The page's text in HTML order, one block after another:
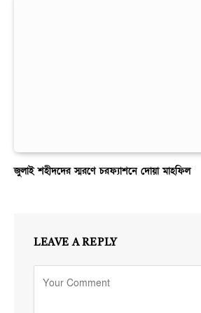
জুলাই শহীদদের স্মরণে চরফ্যাশনে দোয়া মাহফিল
LEAVE A REPLY